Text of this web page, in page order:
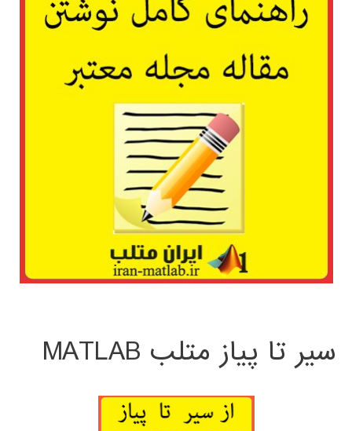
سیر تا پیاز متلب MATLAB